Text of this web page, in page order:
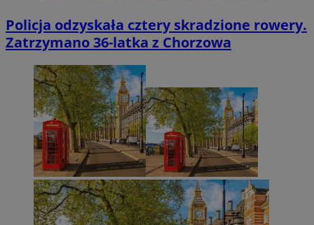
Policja odzyskała cztery skradzione rowery.
Zatrzymano 36-latka z Chorzowa